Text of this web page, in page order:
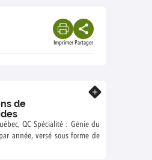
Imprimer Partager
de